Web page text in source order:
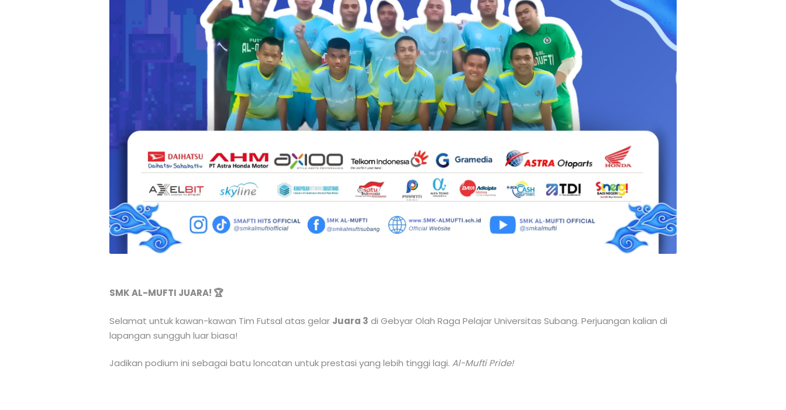
SMK AL-MUFTI JUARA! 🏆
Selamat untuk kawan-kawan Tim Futsal atas gelar Juara 3 di Gebyar Olah Raga Pelajar Universitas Subang. Perjuangan kalian di
lapangan sungguh luar biasa!
Jadikan podium ini sebagai batu loncatan untuk prestasi yang lebih tinggi lagi. Al-Mufti Pride!